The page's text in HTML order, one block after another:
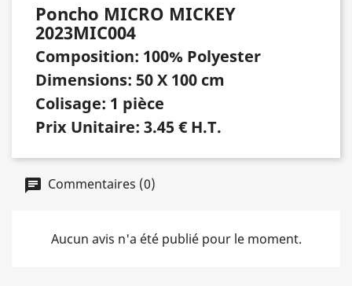
Poncho MICRO MICKEY
2023MIC004
Composition: 100% Polyester
Dimensions: 50 X 100 cm
Colisage: 1 pièce
Prix Unitaire: 3.45 € H.T.
Commentaires (0)
Aucun avis n'a été publié pour le moment.